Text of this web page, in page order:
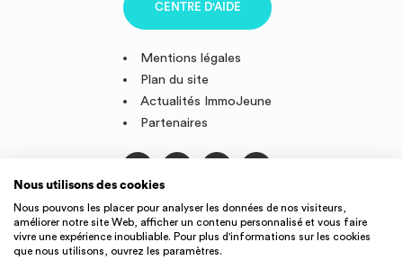
Mentions légales
Plan du site
Actualités ImmoJeune
Partenaires
CENTRE D'AIDE
Suivez-nous
Nous utilisons des cookies
Nous pouvons les placer pour analyser les données de nos visiteurs,
améliorer notre site Web, afficher un contenu personnalisé et vous faire
vivre une expérience inoubliable. Pour plus d'informations sur les cookies
que nous utilisons, ouvrez les paramètres.